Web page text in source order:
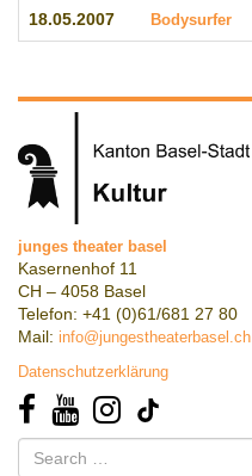
18.05.2007 Bodysurfer
junges theater basel
Kasernenhof 11
CH – 4058 Basel
Telefon: +41 (0)61/681 27 80
Mail: info@jungestheaterbasel.ch
Datenschutzerklärung
Search
for: